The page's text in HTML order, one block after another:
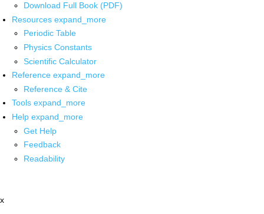
Download Full Book (PDF)
Resources expand_more
Periodic Table
Physics Constants
Scientific Calculator
Reference expand_more
Reference & Cite
Tools expand_more
Help expand_more
Get Help
Feedback
Readability
x